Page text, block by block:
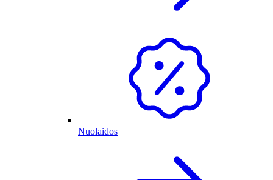
Nuolaidos